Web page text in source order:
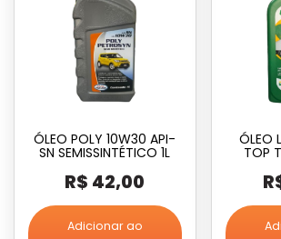
ÓLEO POLY 10W30 API-
SN SEMISSINTÉTICO 1L
R$ 42,00
Adicionar ao
ÓLEO
TOP